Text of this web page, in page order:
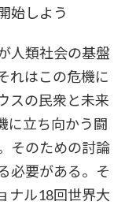
始しよう
人類社会の基盤
れはこの危機に
スの民衆と未来
に立ち向かう闘
そのための討論
必要がある。そ
ナル18回世界大